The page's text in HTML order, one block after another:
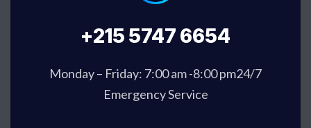
+215 5747 6654
Monday – Friday: 7:00 am -8:00 pm24/7
Emergency Service